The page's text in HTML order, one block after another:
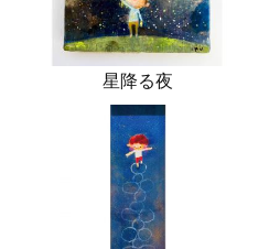
星降る夜